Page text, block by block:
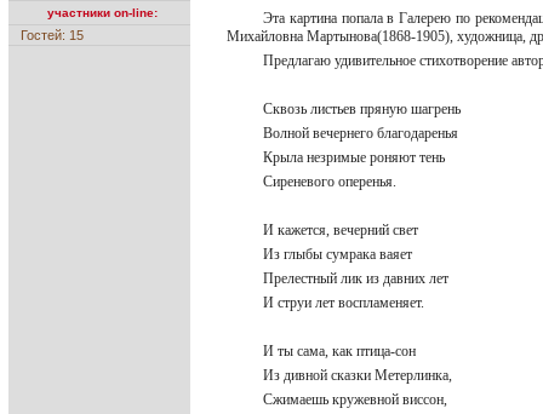
участники on-line:
Гостей: 15
Эта картина попала в Галерею по
Михайловна Мартынова(1868-1905), художница,
Предлагаю удивительное стихотворение
Сквозь листьев пряную шагрень
Волной вечернего благодаренья
Крыла незримые роняют тень
Сиреневого оперенья.
И кажется, вечерний свет
Из глыбы сумрака ваяет
Прелестный лик из давних лет
И струи лет воспламеняет.
И ты сама, как птица-сон
Из дивной сказки Метерлинка,
Сжимаешь кружевной виссон,